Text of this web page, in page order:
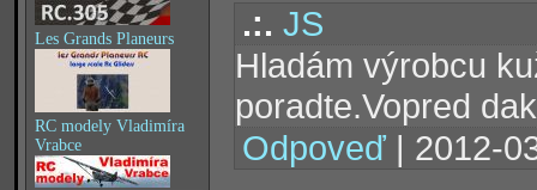
Les Grands Planeurs
RC modely Vladimíra
Vrabce
.:. JS
Hladám výrobcu
poradte.Vopred
Odpoveď | 2012-